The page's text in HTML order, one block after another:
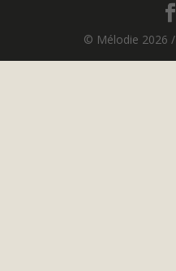
© Mélodie 2026 /